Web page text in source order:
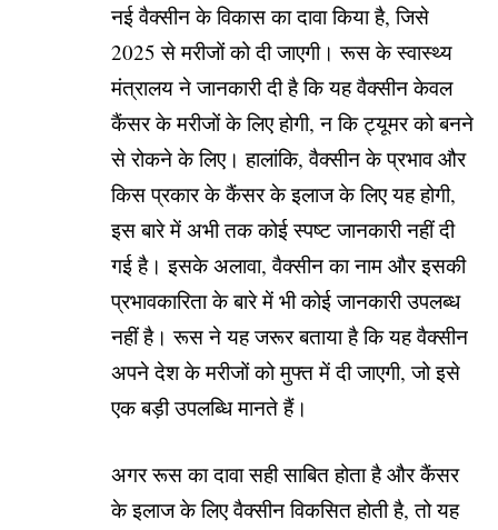
नई वैक्सीन के विकास का दावा किया है, जिसे
2025 से मरीजों को दी जाएगी। रूस के स्वास्थ्य
मंत्रालय ने जानकारी दी है कि यह वैक्सीन केवल
कैंसर के मरीजों के लिए होगी, न कि ट्यूमर को बनने
से रोकने के लिए। हालांकि, वैक्सीन के प्रभाव और
किस प्रकार के कैंसर के इलाज के लिए यह होगी,
इस बारे में अभी तक कोई स्पष्ट जानकारी नहीं दी
गई है। इसके अलावा, वैक्सीन का नाम और इसकी
प्रभावकारिता के बारे में भी कोई जानकारी उपलब्ध
नहीं है। रूस ने यह जरूर बताया है कि यह वैक्सीन
अपने देश के मरीजों को मुफ्त में दी जाएगी, जो इसे
एक बड़ी उपलब्धि मानते हैं।
अगर रूस का दावा सही साबित होता है और कैंसर
के इलाज के लिए वैक्सीन विकसित होती है, तो यह